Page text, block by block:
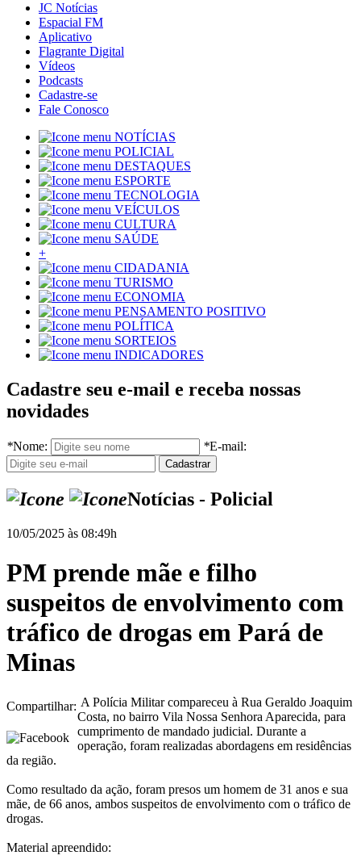
JC Notícias
Espacial FM
Aplicativo
Flagrante Digital
Vídeos
Podcasts
Cadastre-se
Fale Conosco
NOTÍCIAS
POLICIAL
DESTAQUES
ESPORTE
TECNOLOGIA
VEÍCULOS
CULTURA
SAÚDE
+
CIDADANIA
TURISMO
ECONOMIA
PENSAMENTO POSITIVO
POLÍTICA
SORTEIOS
INDICADORES
Cadastre seu e-mail e receba nossas
novidades
*Nome: *E-mail:
Notícias - Policial
10/05/2025 às 08:49h
PM prende mãe e filho
suspeitos de envolvimento com
tráfico de drogas em Pará de
Minas
Compartilhar: A Polícia Militar compareceu à Rua Geraldo Joaquim
Costa, no bairro Vila Nossa Senhora Aparecida, para
cumprimento de mandado judicial. Durante a
operação, foram realizadas abordagens em residências
da região.
Como resultado da ação, foram presos um homem de 31 anos e sua
mãe, de 66 anos, ambos suspeitos de envolvimento com o tráfico de
drogas.
Material apreendido: